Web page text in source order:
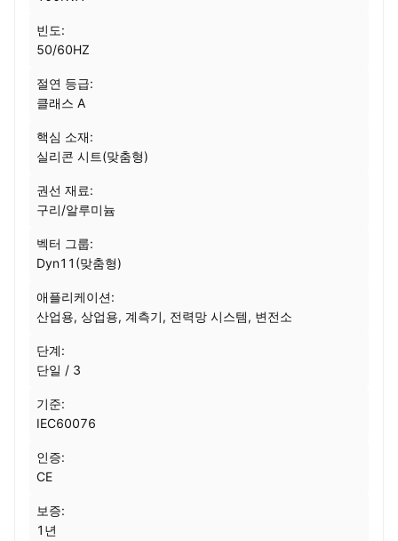
빈도:
50/60HZ
절연 등급:
클래스 A
핵심 소재:
실리콘 시트(맞춤형)
권선 재료:
구리/알루미늄
벡터 그룹:
Dyn11(맞춤형)
애플리케이션:
산업용, 상업용, 계측기, 전력망 시스템, 변전소
단계:
단일 / 3
기준:
IEC60076
인증:
CE
보증:
1년